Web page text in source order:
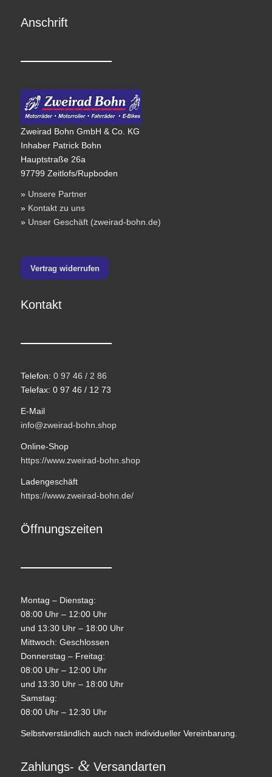
Anschrift
Zweirad Bohn GmbH & Co. KG
Inhaber Patrick Bohn
Hauptstraße 26a
97799 Zeitlofs/Rupboden
» Unsere Partner
» Kontakt zu uns
» Unser Geschäft (zweirad-bohn.de)
Vertrag widerrufen
Kontakt
Telefon: 0 97 46 / 2 86
Telefax: 0 97 46 / 12 73
E-Mail
info@zweirad-bohn.shop
Online-Shop
https://www.zweirad-bohn.shop
Ladengeschäft
https://www.zweirad-bohn.de/
Öffnungszeiten
Montag – Dienstag:
08:00 Uhr – 12:00 Uhr
und 13:30 Uhr – 18:00 Uhr
Mittwoch: Geschlossen
Donnerstag – Freitag:
08:00 Uhr – 12:00 Uhr
und 13:30 Uhr – 18:00 Uhr
Samstag:
08:00 Uhr – 12:30 Uhr
Selbstverständlich auch nach individueller Vereinbarung.
Zahlungs- &Versandarten